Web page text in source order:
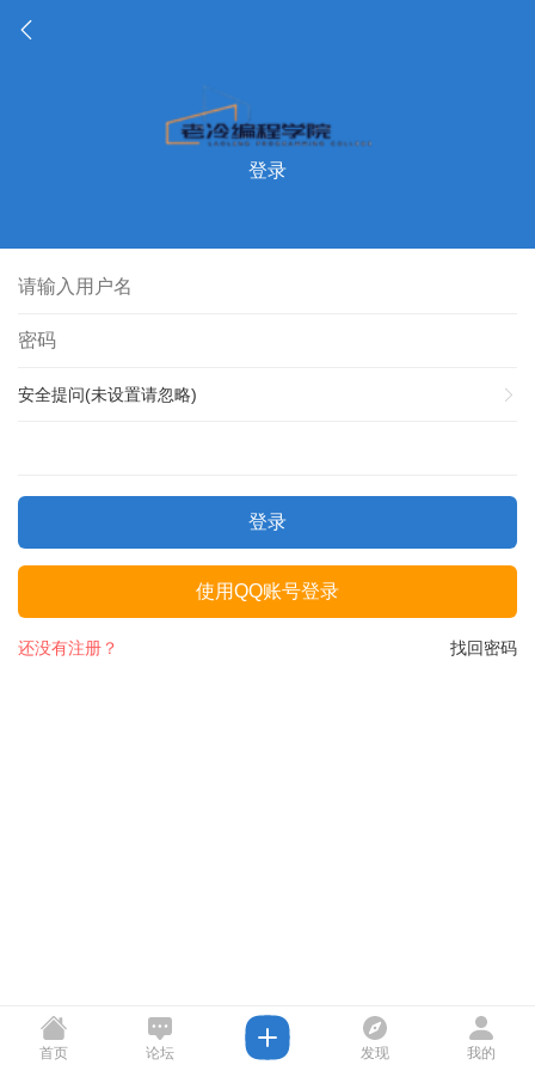
登录
安全提问(未设置请忽略)
登录
使用QQ账号登录
找回密码
还没有注册？
首页 论坛 发现 我的